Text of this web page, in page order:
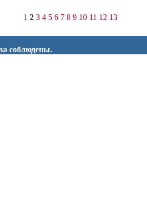
1 2 3 4 5 6 7 8 9 10 11 12 13
соблюдены.